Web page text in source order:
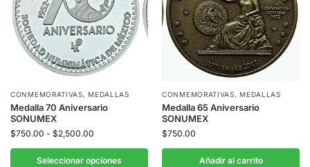
CONMEMORATIVAS,MEDALLAS
Medalla 70 Aniversario
SONUMEX
$750.00 - $2,500.00
Seleccionar opciones
CONMEMORATIVAS,MEDALLAS
Medalla 65 Aniversario
SONUMEX
$750.00
Añadir al carrito